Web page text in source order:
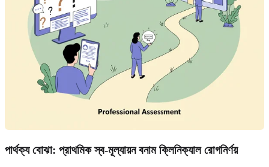
পার্থক্য বোঝা: প্রাথমিক স্ব-মূল্যায়ন বনাম ক্লিনিক্যাল রোগনির্ণয়